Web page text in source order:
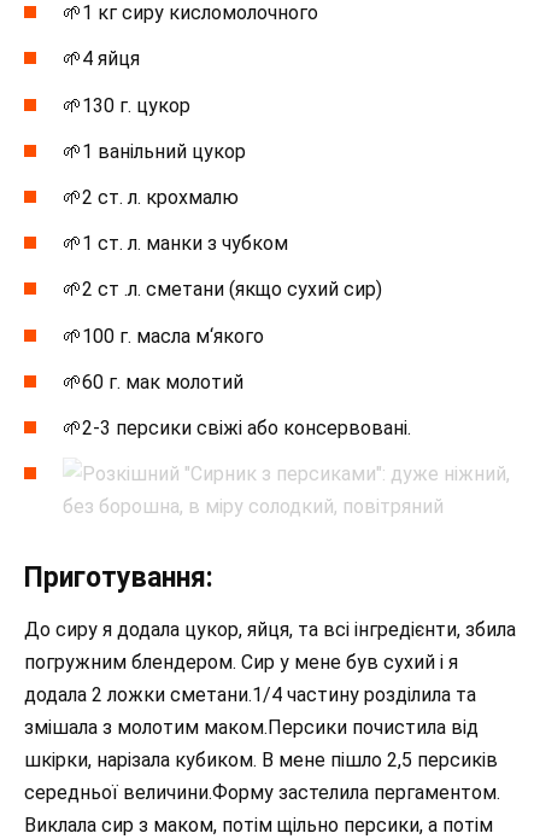
🌱1 кг сиру кисломолочного
🌱4 яйця
🌱130 г. цукор
🌱1 ванільний цукор
🌱2 ст. л. крохмалю
🌱1 ст. л. манки з чубком
🌱2 ст .л. сметани (якщо сухий сир)
🌱100 г. масла м‘якого
🌱60 г. мак молотий
🌱2-3 персики свіжі або консервовані.
Приготування:
До сиру я додала цукор, яйця, та всі інгредієнти, збила
погружним блендером. Сир у мене був сухий і я
додала 2 ложки сметани.1/4 частину розділила та
змішала з молотим маком.Персики почистила від
шкірки, нарізала кубиком. В мене пішло 2,5 персиків
середньої величини.Форму застелила пергаментом.
Виклала сир з маком, потім щільно персики, а потім